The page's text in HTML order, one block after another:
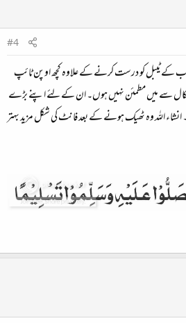
#4
کے ٹیبل کو درست کرنے کے علاوہ کچھ اوپن ٹائپ
کی اشکال سے میں مطمئن نہیں ہوں۔ ان کے لئے اپنے بڑے
اللہ وہ ٹھیک ہونے کے بعد فانٹ کی شکل مزید بہتر